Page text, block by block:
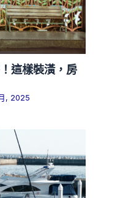
這樣裝潢，房
, 2025